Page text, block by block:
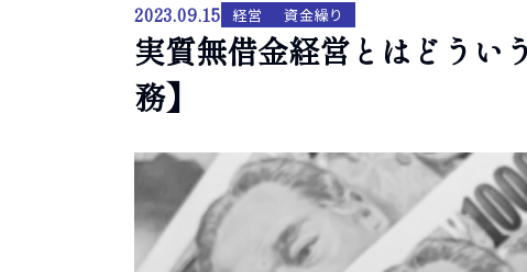
2023.09.15 経営 資金繰り
実質無借金経営とはどうい
務】